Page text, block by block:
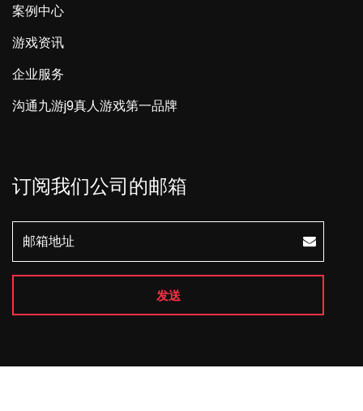
案例中心
游戏资讯
企业服务
沟通九游j9真人游戏第一品牌
订阅我们公司的邮箱
发送